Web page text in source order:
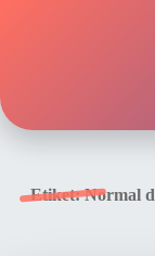
Etiket:Normal